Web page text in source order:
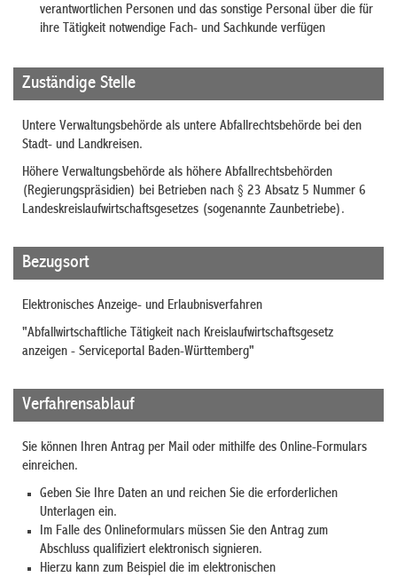
verantwortlichen Personen und das sonstige Personal über die für
ihre Tätigkeit notwendige Fach- und Sachkunde verfügen
Zuständige Stelle
Untere Verwaltungsbehörde als untere Abfallrechtsbehörde bei den
Stadt- und Landkreisen.
Höhere Verwaltungsbehörde als höhere Abfallrechtsbehörden
(Regierungspräsidien) bei Betrieben nach § 23 Absatz 5 Nummer 6
Landeskreislaufwirtschaftsgesetzes (sogenannte Zaunbetriebe).
Bezugsort
Elektronisches Anzeige- und Erlaubnisverfahren
"Abfallwirtschaftliche Tätigkeit nach Kreislaufwirtschaftsgesetz
anzeigen - Serviceportal Baden-Württemberg"
Verfahrensablauf
Sie können Ihren Antrag per Mail oder mithilfe des Online-Formulars
einreichen.
Geben Sie Ihre Daten an und reichen Sie die erforderlichen
Unterlagen ein.
Im Falle des Onlineformulars müssen Sie den Antrag zum
Abschluss qualifiziert elektronisch signieren.
Hierzu kann zum Beispiel die im elektronischen